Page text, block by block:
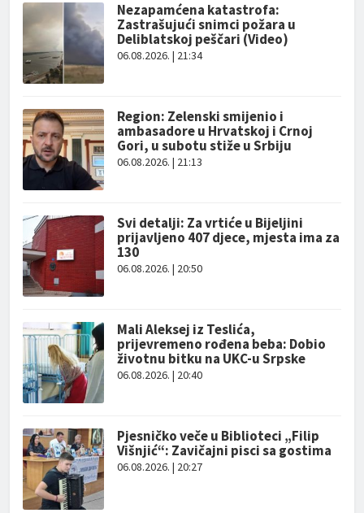
Nezapamćena katastrofa:
Zastrašujući snimci požara u
Deliblatskoj peščari (Video)
06.08.2026. | 21:34
Region: Zelenski smijenio i
ambasadore u Hrvatskoj i Crnoj
Gori, u subotu stiže u Srbiju
06.08.2026. | 21:13
Svi detalji: Za vrtiće u Bijeljini
prijavljeno 407 djece, mjesta ima za
130
06.08.2026. | 20:50
Mali Aleksej iz Teslića,
prijevremeno rođena beba: Dobio
životnu bitku na UKC-u Srpske
06.08.2026. | 20:40
Pjesničko veče u Biblioteci „Filip
Višnjić“: Zavičajni pisci sa gostima
06.08.2026. | 20:27